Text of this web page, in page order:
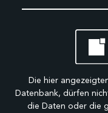
Die hier
Datenbank, dürfen
die Daten oder die